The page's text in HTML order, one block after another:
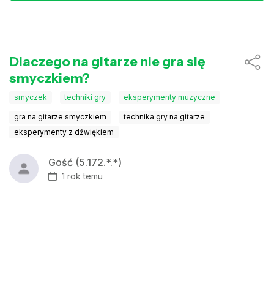
Dlaczego na gitarze nie gra się
smyczkiem?
smyczek techniki gry eksperymenty muzyczne
gra na gitarze smyczkiem
technika gry na gitarze
eksperymenty z dźwiękiem
Gość (5.172.*.*)
1 rok temu